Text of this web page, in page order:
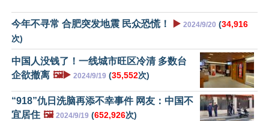
今年不寻常 合肥突发地震 民众恐慌！ ▶️ 2024/9/20 (34,916
次)
中国人没钱了！一线城市旺区冷清 多数台
企欲撤离 🖼️▶️ 2024/9/19 (35,552次)
“918”仇日洗脑再添不幸事件 网友：中国不
宜居住 🖼️ 2024/9/19 (652,926次)